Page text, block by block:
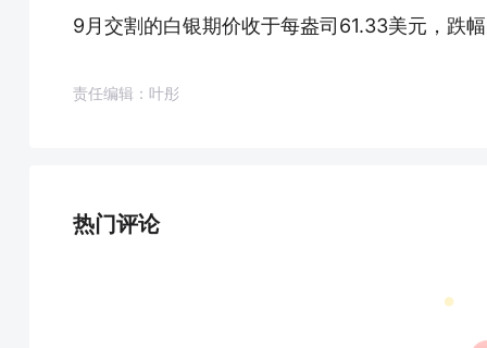
9月交割的白银期价收于每盎司61.33美元，跌
责任编辑：叶彤
热门评论